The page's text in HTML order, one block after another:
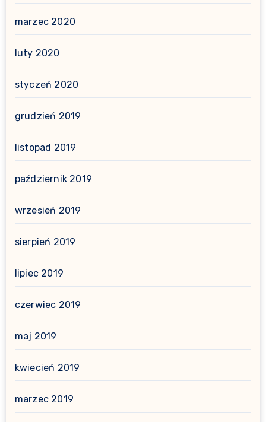
marzec 2020
luty 2020
styczeń 2020
grudzień 2019
listopad 2019
październik 2019
wrzesień 2019
sierpień 2019
lipiec 2019
czerwiec 2019
maj 2019
kwiecień 2019
marzec 2019